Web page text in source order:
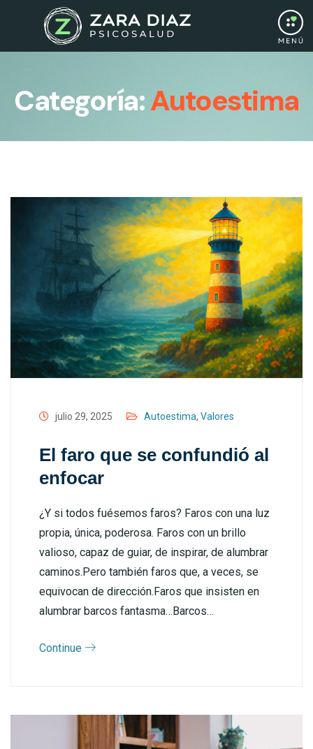
Categoría:Autoestima
julio 29, 2025 Autoestima, Valores
El faro que se confundió al
enfocar
¿Y si todos fuésemos faros? Faros con una luz
propia, única, poderosa. Faros con un brillo
valioso, capaz de guiar, de inspirar, de alumbrar
caminos.Pero también faros que, a veces, se
equivocan de dirección.Faros que insisten en
alumbrar barcos fantasma…Barcos…
Continue